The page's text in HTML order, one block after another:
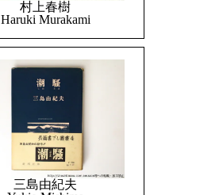
村上春樹
Haruki Murakami
三島由紀夫